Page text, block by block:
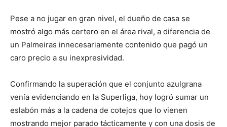
Pese a no jugar en gran nivel, el dueño de casa se
mostró algo más certero en el área rival, a diferencia de
un Palmeiras innecesariamente contenido que pagó un
caro precio a su inexpresividad.
Confirmando la superación que el conjunto azulgrana
venía evidenciando en la Superliga, hoy logró sumar un
eslabón más a la cadena de cotejos que lo vienen
mostrando mejor parado tácticamente y con una dosis de